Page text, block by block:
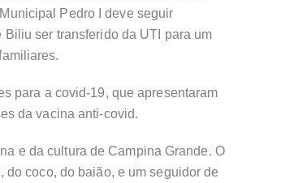
Pedro I deve seguir
ser transferido da UTI para um
para a covid-19, que apresentaram
da vacina anti-covid.
e da cultura de Campina Grande. O
coco, do baião, e um seguidor de